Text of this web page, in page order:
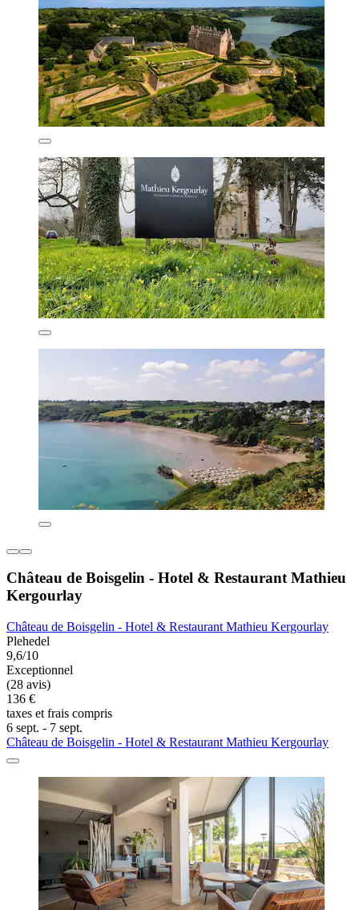
Château de Boisgelin - Hotel & Restaurant Mathieu
Kergourlay
Château de Boisgelin - Hotel & Restaurant Mathieu Kergourlay
Plehedel
9,6/10
Exceptionnel
(28 avis)
136 €
taxes et frais compris
6 sept. - 7 sept.
Château de Boisgelin - Hotel & Restaurant Mathieu Kergourlay